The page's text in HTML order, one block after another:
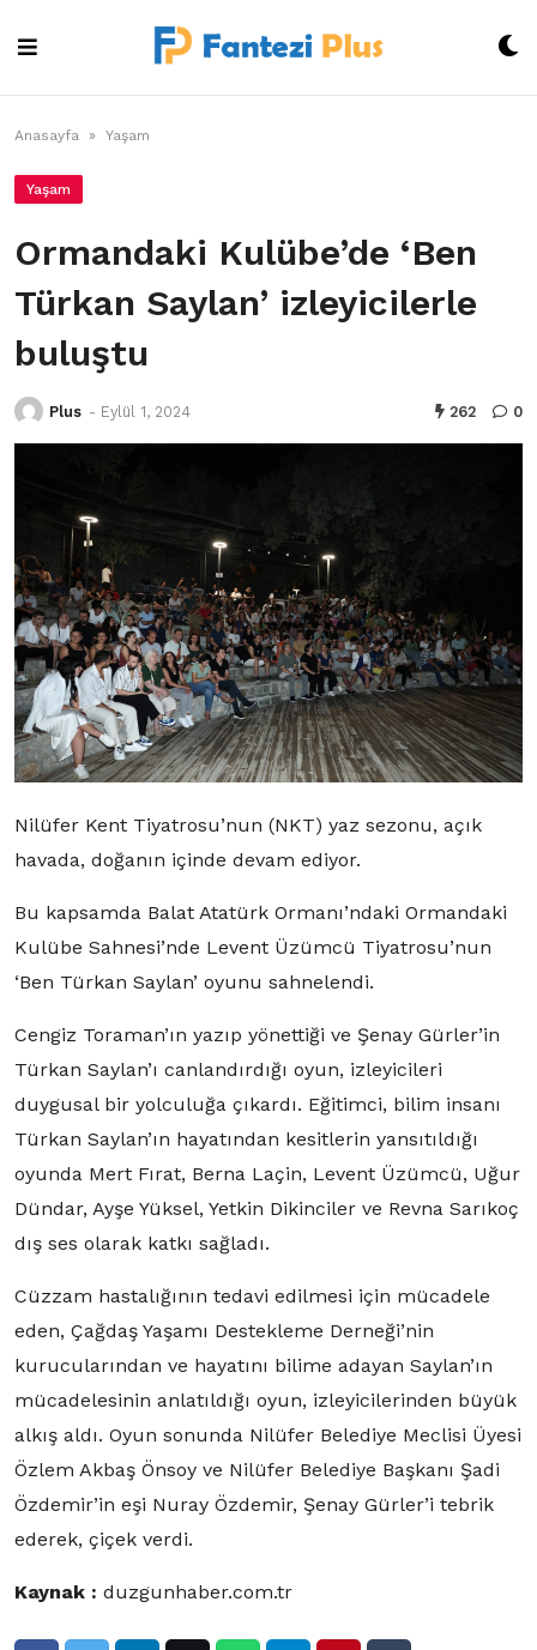
content
Anasayfa » Yaşam
Yaşam
Ormandaki Kulübe’de ‘Ben
Türkan Saylan’ izleyicilerle
buluştu
Plus - Eylül 1, 2024 262 0
Nilüfer Kent Tiyatrosu’nun (NKT) yaz sezonu, açık
havada, doğanın içinde devam ediyor.
Bu kapsamda Balat Atatürk Ormanı’ndaki Ormandaki
Kulübe Sahnesi’nde Levent Üzümcü Tiyatrosu’nun
‘Ben Türkan Saylan’ oyunu sahnelendi.
Cengiz Toraman’ın yazıp yönettiği ve Şenay Gürler’in
Türkan Saylan’ı canlandırdığı oyun, izleyicileri
duygusal bir yolculuğa çıkardı. Eğitimci, bilim insanı
Türkan Saylan’ın hayatından kesitlerin yansıtıldığı
oyunda Mert Fırat, Berna Laçin, Levent Üzümcü, Uğur
Dündar, Ayşe Yüksel, Yetkin Dikinciler ve Revna Sarıkoç
dış ses olarak katkı sağladı.
Cüzzam hastalığının tedavi edilmesi için mücadele
eden, Çağdaş Yaşamı Destekleme Derneği’nin
kurucularından ve hayatını bilime adayan Saylan’ın
mücadelesinin anlatıldığı oyun, izleyicilerinden büyük
alkış aldı. Oyun sonunda Nilüfer Belediye Meclisi Üyesi
Özlem Akbaş Önsoy ve Nilüfer Belediye Başkanı Şadi
Özdemir’in eşi Nuray Özdemir, Şenay Gürler’i tebrik
ederek, çiçek verdi.
Kaynak : duzgunhaber.com.tr